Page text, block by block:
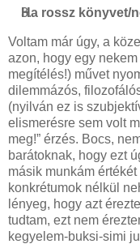
Ha rossz könyvet/
Voltam már úgy, a
azon, hogy egy
megítélés!) művet
dilemmázós,
(nyilván ez is
elismerésre sem volt
meg!” érzés. Bocs,
barátoknak, hogy ezt
másik munkám
konkrétumok nélkül
lényeg, hogy azt
tudtam, ezt nem
kegyelem-buksi-simi